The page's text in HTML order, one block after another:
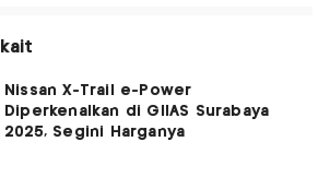
Nissan X-Trail e-Power
Diperkenalkan di GIIAS Surabaya
2025, Segini Harganya